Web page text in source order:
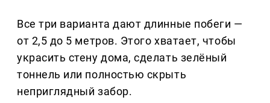
Все три варианта дают длинные побеги —
от 2,5 до 5 метров. Этого хватает, чтобы
украсить стену дома, сделать зелёный
тоннель или полностью скрыть
неприглядный забор.